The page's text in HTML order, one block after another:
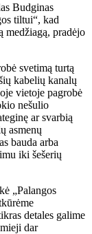
Budginas
tiltui“, kad
medžiagą, pradėjo
svetimą turtą
kabelių kanalų
vietoje pagrobė
nešulio
ar svarbią
asmenų
bauda arba
iki šešerių
„Palangos
detales galime
dar